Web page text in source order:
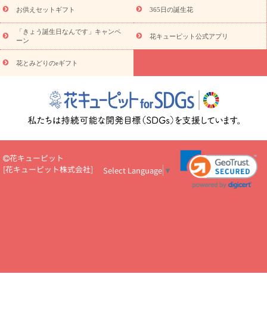
ド
お花の種類 トルコキキョウ
お祝い お祝い・3000円～ お祝い・4000円～
お祝い・
5000円～
お祝い・7000円～ お祝い・ 10000円～
お供え・お
悔やみ
円～
お供え・お悔やみ・
読み物
いのマナー
定年退職祝いのマナー
お祝いを贈るときのマナー・
花キューピットのお祝いコラム一覧
誕生日のお花を「色
彩心理学」で選ぶ方法
結婚祝いの予算相場
出産祝いお役立ち情
ール
新築引っ越し祝いコラム お祝い花のマナー総まとめ
職
場上司や先輩へ贈るお祝い花の正解は？
開店祝いの花 選び方ガイ
あり)
花キューピット×専門家
CO2排出量削減 / SDGsを考える
お供えセットギフト 365日の誕生花
「きょう誕生日なんです」キャンペ
ーン
花キューピット公式アプリ
花とみどりのeギフト
花キューピット
[花キューピット株式会社] Select Language ▼